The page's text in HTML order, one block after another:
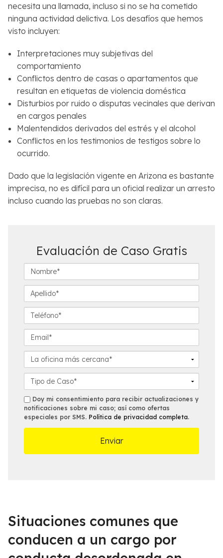
necesita una llamada, incluso si no se ha cometido
ninguna actividad delictiva. Los desafíos que hemos
visto incluyen:
Interpretaciones muy subjetivas del
comportamiento
Conflictos dentro de casas o apartamentos que
resultan en etiquetas de violencia doméstica
Disturbios por ruido o disputas vecinales que derivan
en cargos penales
Malentendidos derivados del estrés y el alcohol
Conflictos en los testimonios de testigos sobre lo
ocurrido.
Dado que la legislación vigente en Arizona es bastante
imprecisa, no es difícil para un oficial realizar un arresto
incluso cuando las pruebas no son claras.
Evaluación de Caso Gratis
o
m
r
*
p
e
l
d
*
e
l
f
n
*
m
a
l
a
o
i
c
i
n
a
a
*
e
t
a
l
l
s
o
s
m
s
Doy mi consentimiento para recibir actualizaciones y
notificaciones sobre mi caso; así como ofertas
especiales por SMS. Política de privacidad completa.
Situaciones comunes que
conducen a un cargo por